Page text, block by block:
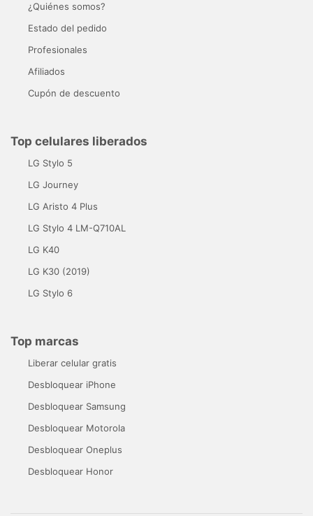
¿Quiénes somos?
Estado del pedido
Profesionales
Afiliados
Cupón de descuento
Top celulares liberados
LG Stylo 5
LG Journey
LG Aristo 4 Plus
LG Stylo 4 LM-Q710AL
LG K40
LG K30 (2019)
LG Stylo 6
Top marcas
Liberar celular gratis
Desbloquear iPhone
Desbloquear Samsung
Desbloquear Motorola
Desbloquear Oneplus
Desbloquear Honor